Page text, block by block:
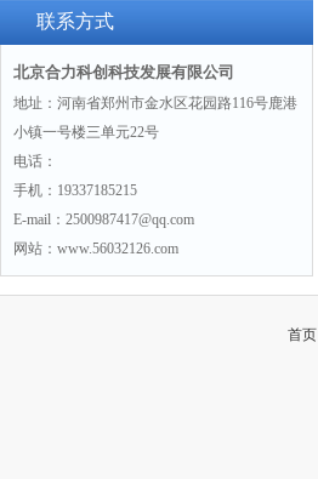
联系方式
北京合力科创科技发展有限公司
地址：河南省郑州市金水区花园路116号鹿港
小镇一号楼三单元22号
电话：
手机：19337185215
E-mail：2500987417@qq.com
网站：www.56032126.com
首页